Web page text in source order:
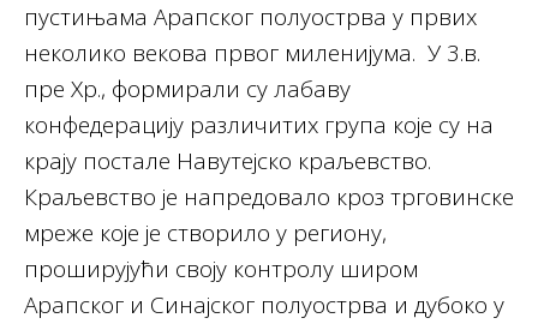
пустињама Арапског полуострва у првих
неколико векова првог миленијума. У 3.в.
пре Хр., формирали су лабаву
конфедерацију различитих група које су на
крају постале Навутејско краљевство.
Краљевство је напредовало кроз трговинске
мреже које је створило у региону,
проширујући своју контролу широм
Арапског и Синајског полуострва и дубоко у